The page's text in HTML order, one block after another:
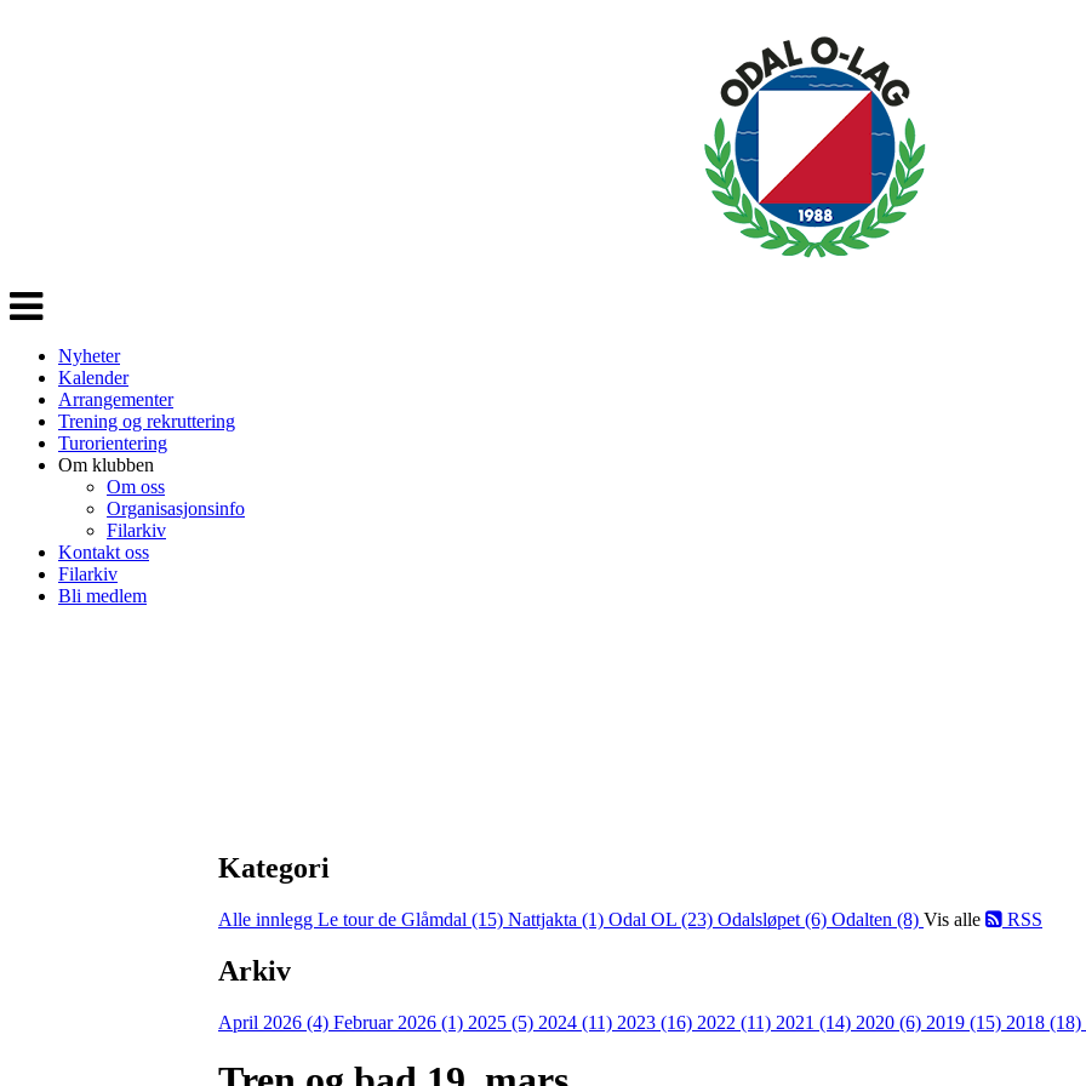
Veksle
navigasjon
Nyheter
Kalender
Arrangementer
Trening og rekruttering
Turorientering
Om klubben
Om oss
Organisasjonsinfo
Filarkiv
Kontakt oss
Filarkiv
Bli medlem
Kategori
Alle innlegg Le tour de Glåmdal (15) Nattjakta (1) Odal OL (23) Odalsløpet (6) Odalten (8) Vis alle RSS
Arkiv
April 2026 (4) Februar 2026 (1) 2025 (5) 2024 (11) 2023 (16) 2022 (11) 2021 (14) 2020 (6) 2019 (15) 2018 (18)